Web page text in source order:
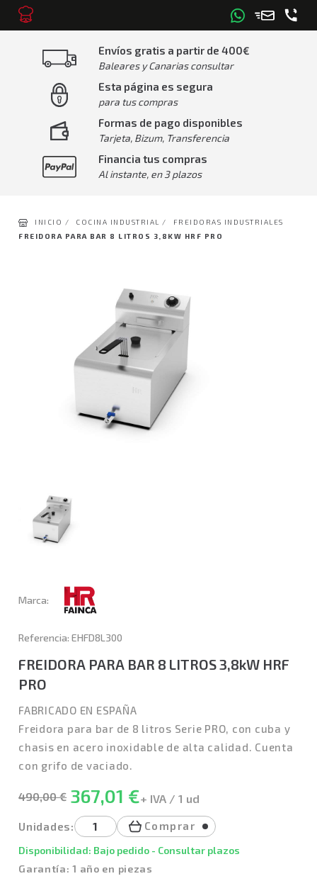
Envíos gratis a partir de 400€
Baleares y Canarias consultar
Esta página es segura
para tus compras
Formas de pago disponibles
Tarjeta, Bizum, Transferencia
Financia tus compras
Al instante, en 3 plazos
INICIO / COCINA INDUSTRIAL /
FREIDORAS INDUSTRIALES
FREIDORA PARA BAR 8 LITROS 3,8KW HRF PRO
Marca:
Referencia: EHFD8L300
FREIDORA PARA BAR 8 LITROS 3,8kW HRF
PRO
FABRICADO EN ESPAÑA
Freidora para bar de 8 litros Serie PRO, con cuba y
chasis en acero inoxidable de alta calidad. Cuenta
con grifo de vaciado.
490,00 € 367,01 €+ IVA / 1 ud
Unidades: Comprar
Disponibilidad: Bajo pedido - Consultar plazos
Garantía: 1 año en piezas